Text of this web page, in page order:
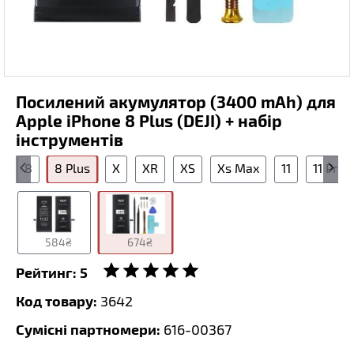
Посилений акумулятор (3400 mAh) для
Apple iPhone 8 Plus (DEJI) + набір
інструментів
8 8 Plus X XR XS Xs Max 11 11 Pro
584₴ 674₴
Рейтинг: 5
Код товару: 3642
Сумісні партномери: 616-00367